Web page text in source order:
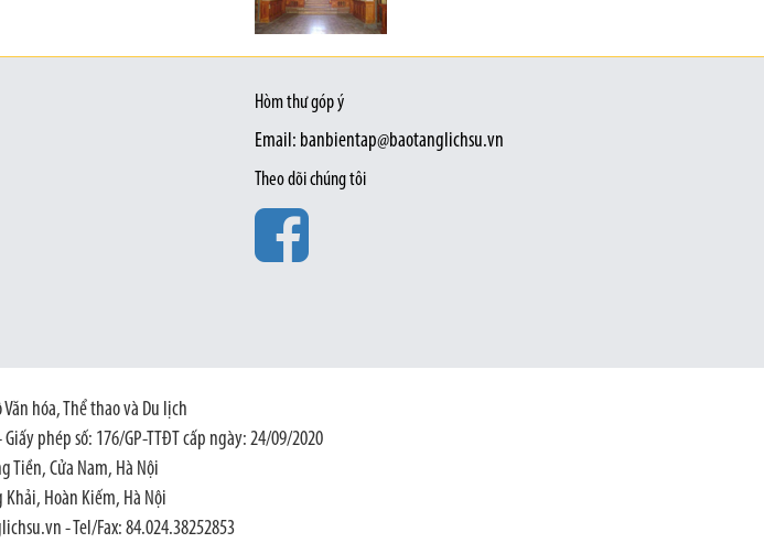
Hòm thư góp ý
Email: banbientap@baotanglichsu.vn
Theo dõi chúng tôi
hóa, Thể thao và Du lịch
phép số: 176/GP-TTĐT cấp ngày: 24/09/2020
Tiền, Cửa Nam, Hà Nội
Khải, Hoàn Kiếm, Hà Nội
- Tel/Fax: 84.024.38252853